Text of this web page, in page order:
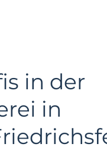
in der
in